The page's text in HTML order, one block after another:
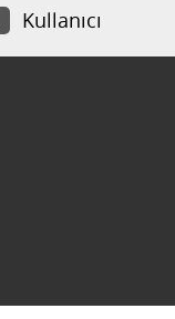
Kullanıcı